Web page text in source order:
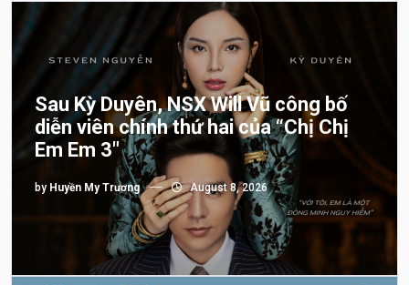
Sau Kỳ Duyên, NSX Will Vũ công bố
diễn viên chính thứ hai của “Chị Chị
Em Em 3″
by Huyền My Trương August 8, 2026